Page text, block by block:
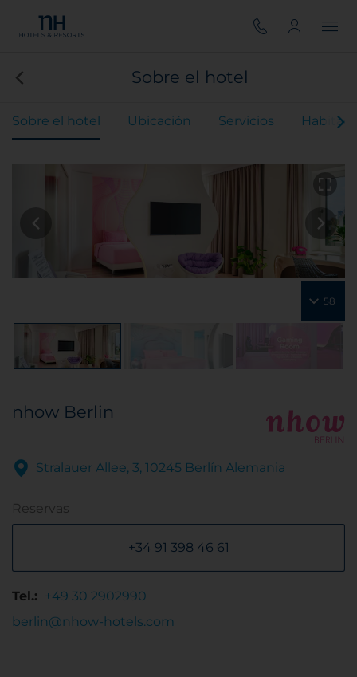
Sobre el hotel
Sobre el hotel Ubicación Servicios
58
nhow Berlin
Stralauer Allee, 3, 10245 Berlín Alemania
Reservas
+34 91 398 46 61
Tel.: +49 30 2902990
berlin@nhow-hotels.com